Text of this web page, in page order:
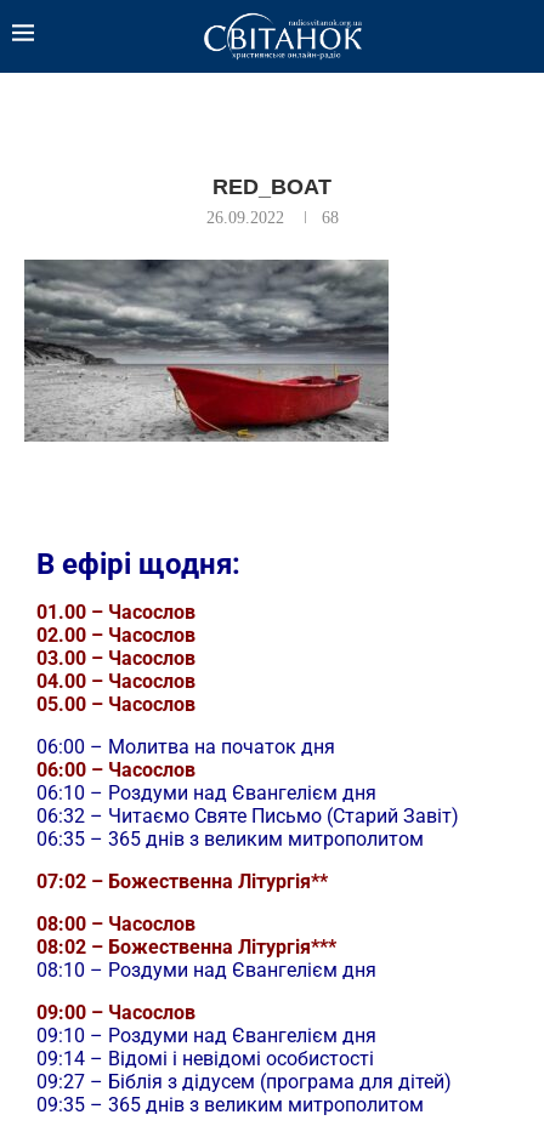
RED_BOAT
26.09.2022 68
В ефірі щодня:
01.00 – Часослов
02.00 – Часослов
03.00 – Часослов
04.00 – Часослов
05.00 – Часослов
06:00 – Молитва на початок дня
06:00 – Часослов
06:10 – Роздуми над Євангелієм дня
06:32 – Читаємо Святе Письмо (Старий Завіт)
06:35 – 365 днів з великим митрополитом
07:02 – Божественна Літургія**
08:00 – Часослов
08:02 – Божественна Літургія***
08:10 – Роздуми над Євангелієм дня
09:00 – Часослов
09:10 – Роздуми над Євангелієм дня
09:14 – Відомі і невідомі особистості
09:27 – Біблія з дідусем (програма для дітей)
09:35 – 365 днів з великим митрополитом